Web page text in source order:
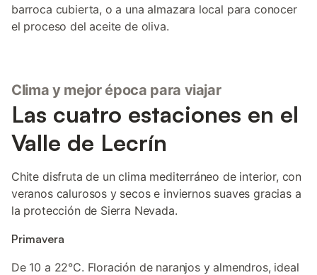
barroca cubierta, o a una almazara local para conocer
el proceso del aceite de oliva.
Clima y mejor época para viajar
Las cuatro estaciones en el
Valle de Lecrín
Chite disfruta de un clima mediterráneo de interior, con
veranos calurosos y secos e inviernos suaves gracias a
la protección de Sierra Nevada.
Primavera
De 10 a 22°C. Floración de naranjos y almendros, ideal